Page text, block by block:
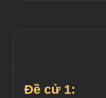
Đề cử 1: